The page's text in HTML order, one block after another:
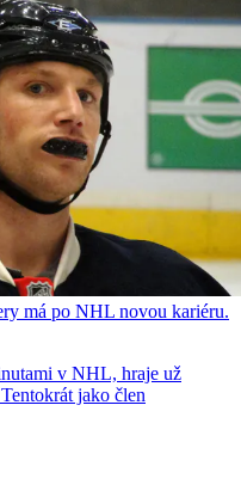
má po NHL novou kariéru.
v NHL, hraje už
jako člen